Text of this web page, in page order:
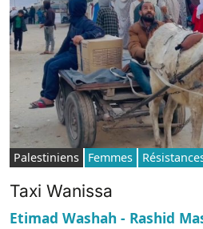
Palestiniens Femmes
Taxi Wanissa
Etimad Washah - Rashid